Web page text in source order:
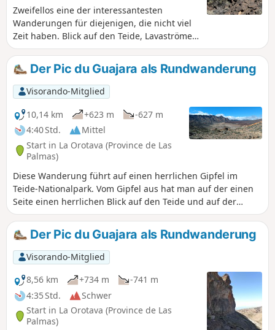
Zweifellos eine der interessantesten
Wanderungen für diejenigen, die nicht viel
Zeit haben. Blick auf den Teide, Lavaströme,
Felsformationen wie im „Wilden Westen“. Auf
dieser für alle zugänglichen Wanderung
erhalten Sie einen Überblick über alle
Panoramen der Region.
Der Pic du Guajara als Rundwanderung
Visorando-Mitglied
10,14 km
+623 m
-627 m
4:40 Std.
Mittel
Start in La Orotava (Province de Las
Palmas)
Diese Wanderung führt auf einen herrlichen Gipfel im
Teide-Nationalpark. Vom Gipfel aus hat man auf der einen
Seite einen herrlichen Blick auf den Teide und auf der
anderen Seite einen Blick auf die Südküste Teneriffas. Die
Route ist sehr gut markiert, an jeder Kreuzung von
Wanderwegen gibt es Wegweiser. Es ist fast unmöglich,
sich zu verlaufen. Achten Sie auf die Jagdzeiten im Park.
Siehe Praktische Informationen. Aktualisiert am 21. Oktober
2022.
Der Pic du Guajara als Rundwanderung
Visorando-Mitglied
8,56 km
+734 m
-741 m
4:35 Std.
Schwer
Start in La Orotava (Province de Las
Palmas)